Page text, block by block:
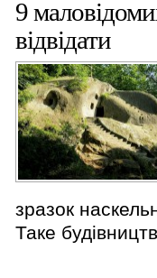
9
відвідати
зразок
Таке